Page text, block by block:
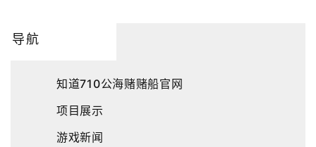
导航
知道710公海赌赌船官网
项目展示
游戏新闻